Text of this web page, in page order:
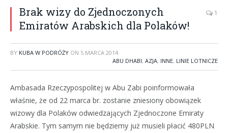
Brak wizy do Zjednoczonych
Emiratów Arabskich dla Polaków!
1
BY KUBA W PODRÓŻY ON 5 MARCA 2014
ABU DHABI, AZJA, INNE, LINIE LOTNICZE
Ambasada Rzeczypospolitej w Abu Zabi poinformowała
właśnie, że od 22 marca br. zostanie zniesiony obowiązek
wizowy dla Polaków odwiedzających Zjednoczone Emiraty
Arabskie. Tym samym nie będziemy już musieli płacić 480PLN